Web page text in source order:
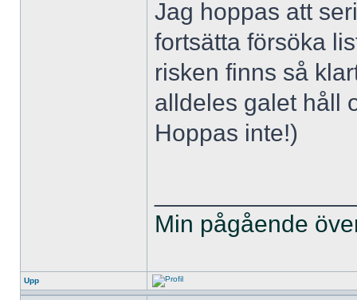
Jag hoppas att
fortsätta försöka
risken finns så
alldeles galet håll
Hoppas inte!)
Min pågående
Upp